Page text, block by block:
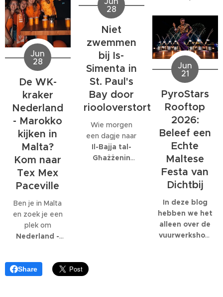
bieden
behoorlijk wat
extra's, van
teamuitjes en
interne
activiteiten tot
grote
personeelsfeesten.
En als je bij een
internationaal
bedrijf met
honderden
collega's werkt,
kunnen die
feesten
behoorlijk groot
worden.
Volgens het
Malta Red Cross
kan de wind
tijdelijk
toenemen tot
windkracht 6
met name op
donderdag 2
juli.
zeeleven
tijdens een
verblijf op Malta,
komt al snel tot
de ontdekking
dat daar
eigenlijk maar
één organisatie
volledig op is
gespecialiseerd:
EcoMarine
Malta .
Jun
28
De WK-
kraker
Nederland
- Marokko
kijken in
Malta?
Kom naar
Tex Mex
Paceville
Ben je in Malta
en zoek je een
plek om
Nederland -
je bijTex Mex
28
Niet
zwemmen
bij Is-
Simenta in
St. Paul's
Bay door
riooloverstort
Wie morgen
een dagje naar
Il-Bajja tal-
Għażżenin
Jun
21
PyroStars
Rooftop
2026:
Beleef een
Echte
Maltese
Festa van
Dichtbij
In deze blog
hebben we het
alleen over de
vuurwerkshow
Share